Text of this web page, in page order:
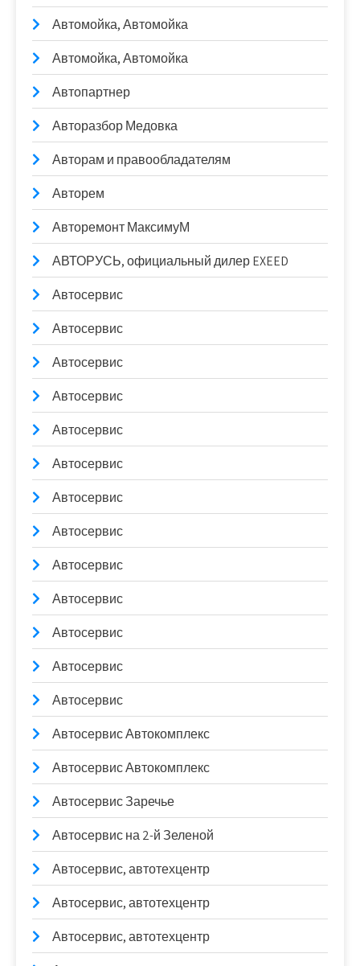
Автомойка, Автомойка
Автомойка, Автомойка
Автопартнер
Авторазбор Медовка
Авторам и правообладателям
Авторем
Авторемонт МаксимуМ
АВТОРУСЬ, официальный дилер EXEED
Автосервис
Автосервис
Автосервис
Автосервис
Автосервис
Автосервис
Автосервис
Автосервис
Автосервис
Автосервис
Автосервис
Автосервис
Автосервис
Автосервис Автокомплекс
Автосервис Автокомплекс
Автосервис Заречье
Автосервис на 2-й Зеленой
Автосервис, автотехцентр
Автосервис, автотехцентр
Автосервис, автотехцентр